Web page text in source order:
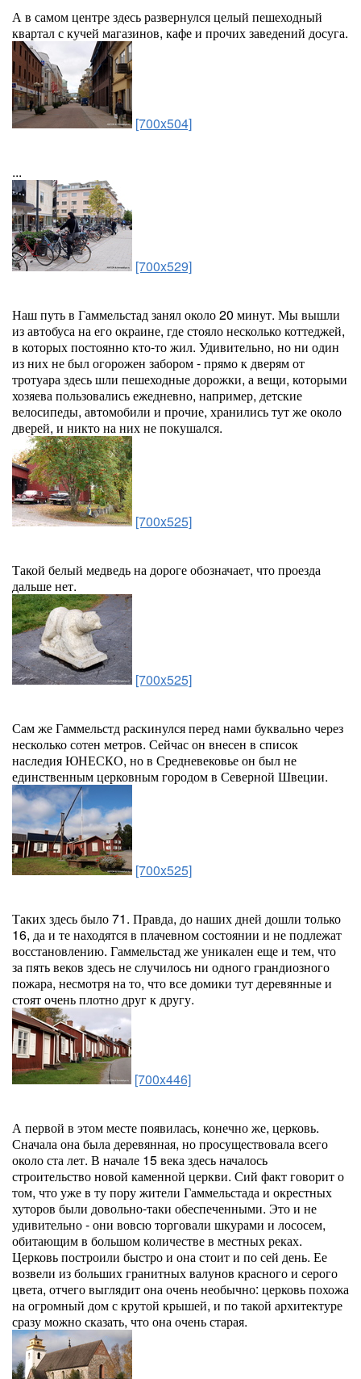
А в самом центре здесь развернулся целый пешеходный
квартал с кучей магазинов, кафе и прочих заведений досуга.
[700x504]
...
[700x529]
Наш путь в Гаммельстад занял около 20 минут. Мы вышли
из автобуса на его окраине, где стояло несколько коттеджей,
в которых постоянно кто-то жил. Удивительно, но ни один
из них не был огорожен забором - прямо к дверям от
тротуара здесь шли пешеходные дорожки, а вещи, которыми
хозяева пользовались ежедневно, например, детские
велосипеды, автомобили и прочие, хранились тут же около
дверей, и никто на них не покушался.
[700x525]
Такой белый медведь на дороге обозначает, что проезда
дальше нет.
[700x525]
Сам же Гаммельстд раскинулся перед нами буквально через
несколько сотен метров. Сейчас он внесен в список
наследия ЮНЕСКО, но в Средневековье он был не
единственным церковным городом в Северной Швеции.
[700x525]
Таких здесь было 71. Правда, до наших дней дошли только
16, да и те находятся в плачевном состоянии и не подлежат
восстановлению. Гаммельстад же уникален еще и тем, что
за пять веков здесь не случилось ни одного грандиозного
пожара, несмотря на то, что все домики тут деревянные и
стоят очень плотно друг к другу.
[700x446]
А первой в этом месте появилась, конечно же, церковь.
Сначала она была деревянная, но просуществовала всего
около ста лет. В начале 15 века здесь началось
строительство новой каменной церкви. Сий факт говорит о
том, что уже в ту пору жители Гаммельстада и окрестных
хуторов были довольно-таки обеспеченными. Это и не
удивительно - они вовсю торговали шкурами и лососем,
обитающим в большом количестве в местных реках.
Церковь построили быстро и она стоит и по сей день. Ее
возвели из больших гранитных валунов красного и серого
цвета, отчего выглядит она очень необычно: церковь похожа
на огромный дом с крутой крышей, и по такой архитектуре
сразу можно сказать, что она очень старая.